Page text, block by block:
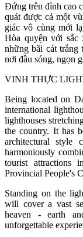
Đứng trên đỉnh cao
quát được cả một
giác vô cùng mới
Hòa quyện với sắc
những bãi cát trắng
nơi đầu sóng, ngọn
VINH THỰC
Being located on
international
lighthouses
the country. It has
architectural style
harmoniously
tourist
Provincial People's
Standing on the
will cover a vast
heaven - earth
unforgettable